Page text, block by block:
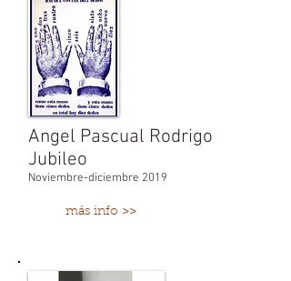
Angel Pascual Rodrigo
Jubileo
Noviembre-diciembre 2019
más info >>